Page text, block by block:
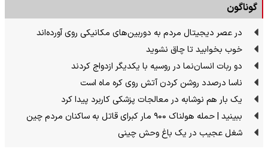
گوناگون
در عصر دیجیتال مردم به دوربین‌های مکانیکی روی آورده‌اند
خوب بخوابید تا چاق نشوید
دو ربات انسان‌نما در روسیه با یکدیگر ازدواج کردند
ناسا درصدد روشن کردن آتش روی کره ماه است
یک بار هم نوشابه در معالجات پزشکی کاربرد پیدا کرد
ببینید | حمله هولناک ۹۰۰ مار کبرای قاتل به ساکنان مردم چین
شغل عجیب در یک باغ وحش چینی